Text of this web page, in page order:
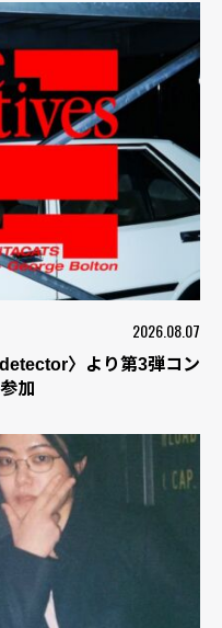
2026.08.07
〉より第3弾コン
加